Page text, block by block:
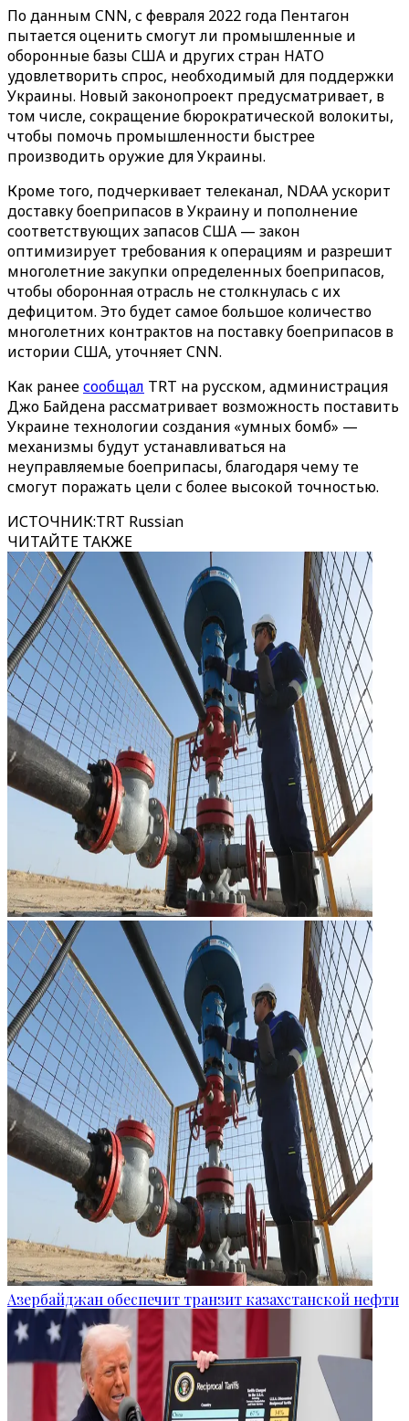
По данным CNN, с февраля 2022 года Пентагон
пытается оценить смогут ли промышленные и
оборонные базы США и других стран НАТО
удовлетворить спрос, необходимый для поддержки
Украины. Новый законопроект предусматривает, в
том числе, сокращение бюрократической волокиты,
чтобы помочь промышленности быстрее
производить оружие для Украины.
Кроме того, подчеркивает телеканал, NDAA ускорит
доставку боеприпасов в Украину и пополнение
соответствующих запасов США — закон
оптимизирует требования к операциям и разрешит
многолетние закупки определенных боеприпасов,
чтобы оборонная отрасль не столкнулась с их
дефицитом. Это будет самое большое количество
многолетних контрактов на поставку боеприпасов в
истории США, уточняет CNN.
Как ранеесообщал TRT на русском, администрация
Джо Байдена рассматривает возможность поставить
Украине технологии создания «умных бомб» —
механизмы будут устанавливаться на
неуправляемые боеприпасы, благодаря чему те
смогут поражать цели с более высокой точностью.
ИСТОЧНИК:TRT Russian
ЧИТАЙТЕ ТАКЖЕ
Азербайджан обеспечит транзит казахстанской нефти